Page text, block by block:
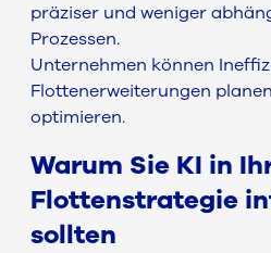
präziser und weniger
Prozessen.
Unternehmen können
Flottenerweiterungen
optimieren.
Warum Sie KI in
Flottenstrategie
sollten